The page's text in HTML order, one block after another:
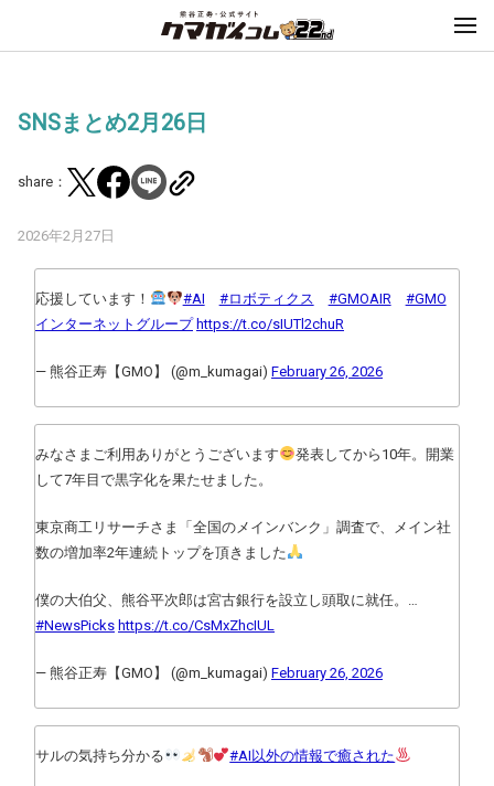
SNSまとめ2月26日
share：
2026年2月27日
応援しています！ #AI #ロボティクス #GMOAIR
#GMO
インターネットグループ https://t.co/sIUTl2chuR
— 熊谷正寿【GMO】 (@m_kumagai) February 26, 2026
みなさまご利用ありがとうございます
発表してから10年。開業
して7年目で黒字化を果たせました。
東京商工リサーチさま「全国のメインバンク」調査で、メイン社
数の増加率2年連続トップを頂きました
僕の大伯父、熊谷平次郎は宮古銀行を設立し頭取に就任。…
#NewsPicks https://t.co/CsMxZhcIUL
— 熊谷正寿【GMO】 (@m_kumagai) February 26, 2026
サルの気持ち分かる #AI以外の情報で癒された